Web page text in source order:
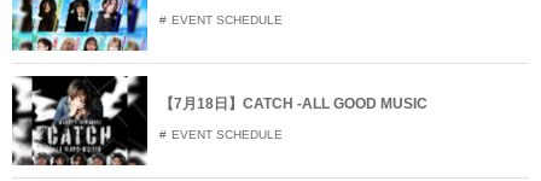
ま
す
)
い
ウ
ィ
ン
ド
ウ
で
開
き
ま
す
)
す
EVENT SCHEDULE
【7月18日】CATCH -ALL GOOD MUSIC
EVENT SCHEDULE